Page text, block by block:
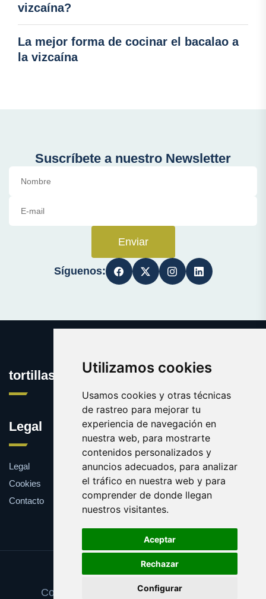
Utilizamos cookies
Usamos cookies y otras técnicas
de rastreo para mejorar tu
experiencia de navegación en
nuestra web, para mostrarte
contenidos personalizados y
anuncios adecuados, para analizar
el tráfico en nuestra web y para
comprender de donde llegan
nuestros visitantes.
Aceptar
Rechazar
Configurar
vizcaína?
La mejor forma de cocinar el bacalao a
la vizcaína
Suscríbete a nuestro Newsletter
Enviar
Síguenos:
tortillasdepatata.com
Legal
Legal
Cookies
Contacto
Update cookies preferences
Copyright © 2025 tortillasdepatata.com